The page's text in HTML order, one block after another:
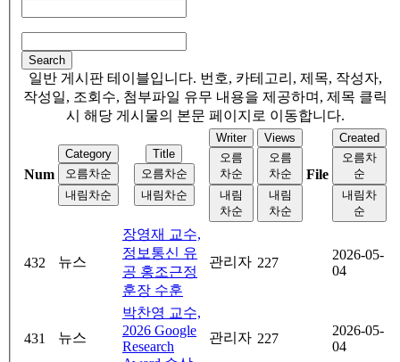
Search
일반 게시판 테이블입니다. 번호, 카테고리, 제목, 작성자,
작성일, 조회수, 첨부파일 유무 내용을 제공하며, 제목 클릭
시 해당 게시물의 본문 페이지로 이동합니다.
Num
Category
오름차순
내림차순
Title
오름차순
내림차순
Writer
오름
차순
내림
차순
Views
오름
차순
내림
차순
File
Created
오름차
순
내림차
순
432 뉴스
장영재 교수,
정보통신 유
공 홍조근정
훈장 수훈
관리자 227
2026-05-
04
431 뉴스
박찬영 교수,
2026 Google
Research
관리자 227
2026-05-
04